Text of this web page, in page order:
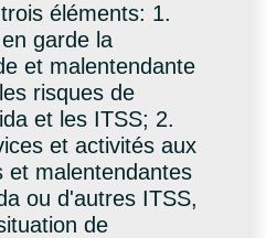
éléments: 1.
garde la
et malentendante
risques de
et les ITSS; 2.
et activités aux
et malentendantes
ou d'autres ITSS,
de